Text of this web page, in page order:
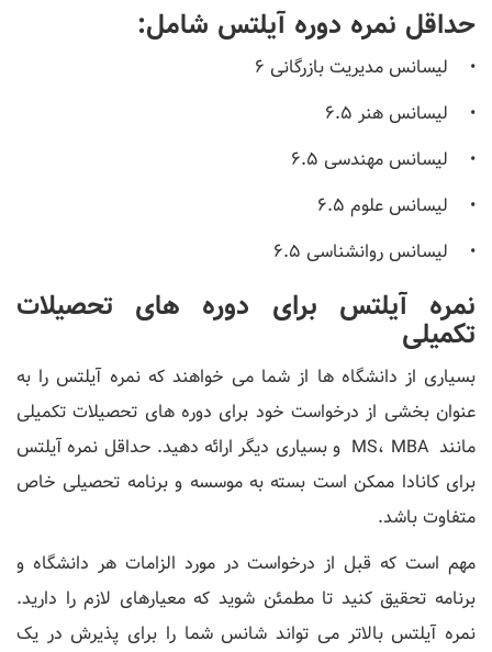
حداقل نمره دوره آیلتس شامل:
• لیسانس مدیریت بازرگانی 6
• لیسانس هنر 6.5
• لیسانس مهندسی 6.5
• لیسانس علوم 6.5
• لیسانس روانشناسی 6.5
نمره آیلتس برای دوره های تحصیلات
تکمیلی
بسیاری از دانشگاه ها از شما می خواهند که نمره آیلتس را به
عنوان بخشی از درخواست خود برای دوره های تحصیلات تکمیلی
مانند MS، MBA و بسیاری دیگر ارائه دهید. حداقل نمره آیلتس
برای کانادا ممکن است بسته به موسسه و برنامه تحصیلی خاص
متفاوت باشد.
مهم است که قبل از درخواست در مورد الزامات هر دانشگاه و
برنامه تحقیق کنید تا مطمئن شوید که معیارهای لازم را دارید.
نمره آیلتس بالاتر می تواند شانس شما را برای پذیرش در یک